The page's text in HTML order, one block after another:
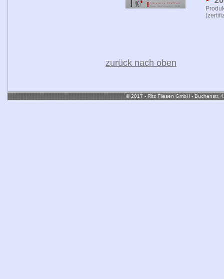
zurück nach oben
© 2017 - Ritz Fliesen GmbH - Buchenstr.